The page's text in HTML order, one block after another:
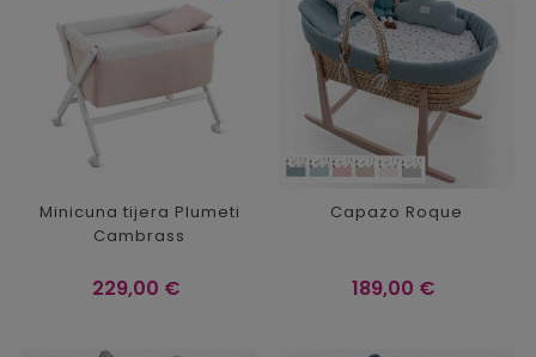
Minicuna tijera Plumeti
Cambrass
Precio
229,00 €
Capazo Roque
Precio
189,00 €